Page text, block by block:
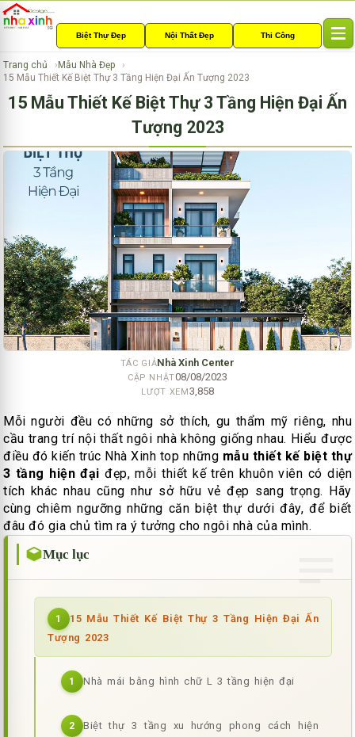
Biệt Thự Đẹp Nội Thất Đẹp Thi Công
l
a
n
Trang chủ
Mẫu Nhà Đẹp
15 Mẫu Thiết Kế Biệt Thự 3 Tầng Hiện Đại Ấn Tượng 2023
15 Mẫu Thiết Kế Biệt Thự 3 Tầng Hiện Đại Ấn
Tượng 2023
TÁC GIẢNhà Xinh Center
CẬP NHẬT08/08/2023
LƯỢT XEM3,858
Mỗi người đều có những sở thích, gu thẩm mỹ riêng, nhu
cầu trang trí nội thất ngôi nhà không giống nhau. Hiểu được
điều đó kiến trúc Nhà Xinh top những mẫu thiết kế biệt thự
3 tầng hiện đại đẹp, mỗi thiết kế trên khuôn viên có diện
tích khác nhau cũng như sở hữu vẻ đẹp sang trọng. Hãy
cùng chiêm ngưỡng những căn biệt thự dưới đây, để biết
đâu đó gia chủ tìm ra ý tưởng cho ngôi nhà của mình.
Mục lục
1
15 Mẫu Thiết Kế Biệt Thự 3 Tầng Hiện Đại Ấn
Tượng 2023
1 Nhà mái bằng hình chữ L 3 tầng hiện đại
2
Biệt thự 3 tầng xu hướng phong cách hiện